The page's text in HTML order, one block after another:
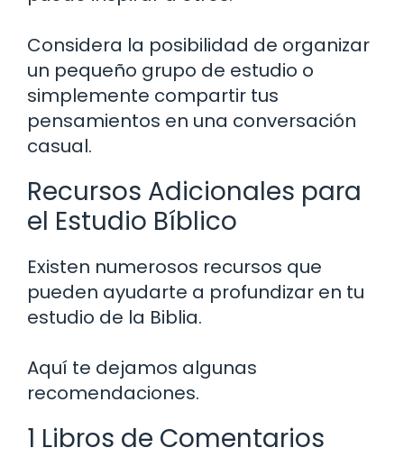
Considera la posibilidad de organizar
un pequeño grupo de estudio o
simplemente compartir tus
pensamientos en una conversación
casual.
Recursos Adicionales para
el Estudio Bíblico
Existen numerosos recursos que
pueden ayudarte a profundizar en tu
estudio de la Biblia.
Aquí te dejamos algunas
recomendaciones.
1 Libros de Comentarios